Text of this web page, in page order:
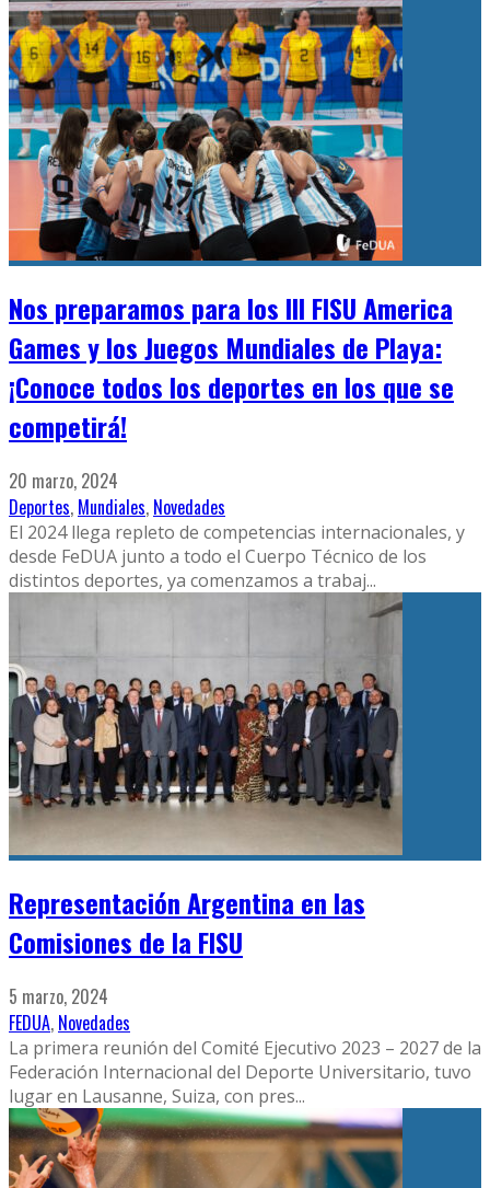
Nos preparamos para los III FISU America
Games y los Juegos Mundiales de Playa:
¡Conoce todos los deportes en los que se
competirá!
20 marzo, 2024
Deportes, Mundiales, Novedades
El 2024 llega repleto de competencias internacionales, y
desde FeDUA junto a todo el Cuerpo Técnico de los
distintos deportes, ya comenzamos a trabaj...
Representación Argentina en las
Comisiones de la FISU
5 marzo, 2024
FEDUA, Novedades
La primera reunión del Comité Ejecutivo 2023 – 2027 de la
Federación Internacional del Deporte Universitario, tuvo
lugar en Lausanne, Suiza, con pres...